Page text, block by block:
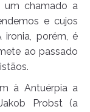
um chamado a
e cujos
ironia, porém, é
ao passado
à Antuérpia a
Probst (a